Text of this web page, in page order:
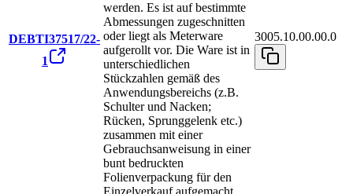
DEBTI37517/22-
1
werden. Es ist auf bestimmte
Abmessungen zugeschnitten
oder liegt als Meterware
aufgerollt vor. Die Ware ist in
unterschiedlichen
Stückzahlen gemäß des
Anwendungsbereichs (z.B.
Schulter und Nacken;
Rücken, Sprunggelenk etc.)
zusammen mit einer
Gebrauchsanweisung in einer
bunt bedruckten
Folienverpackung für den
Einzelverkauf aufgemacht.
3005.10.00.00.0